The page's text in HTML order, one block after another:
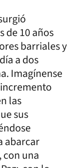
de 10 años
barriales y
a dos
Imagínense
las
sus
abarcar
una